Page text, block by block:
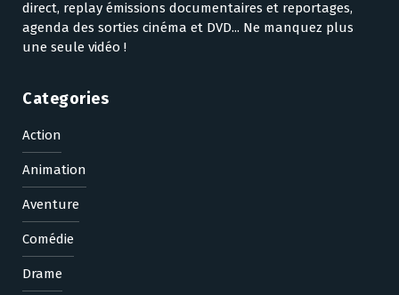
direct, replay émissions documentaires et reportages,
agenda des sorties cinéma et DVD... Ne manquez plus
une seule vidéo !
Categories
Action
Animation
Aventure
Comédie
Drame